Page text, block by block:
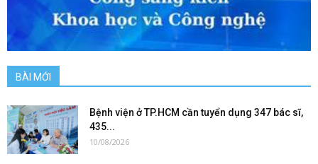
BÀI MỚI
Bệnh viện ở TP.HCM cần tuyển dụng 347 bác sĩ,
435...
10/08/2026